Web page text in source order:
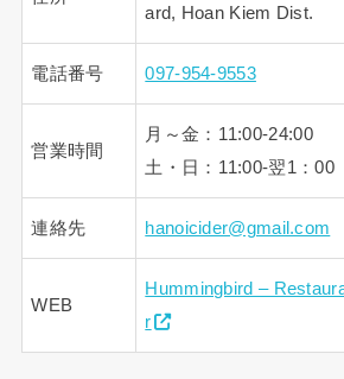
ard, Hoan Kiem Dist.
電話番号 097-954-9553
営業時間
月～金：11:00-24:00
土・日：11:00-翌1：00
連絡先 hanoicider@gmail.com
WEB
Hummingbird –
r